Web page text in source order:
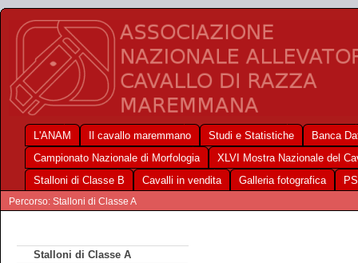
L'ANAM Il cavallo maremmano Studi e Statistiche
Banca
Campionato Nazionale di Morfologia
XLVI Mostra Nazionale del
Stalloni di Classe B
Cavalli in vendita Galleria fotografica
Percorso: Stalloni di Classe A
Stalloni di Classe A